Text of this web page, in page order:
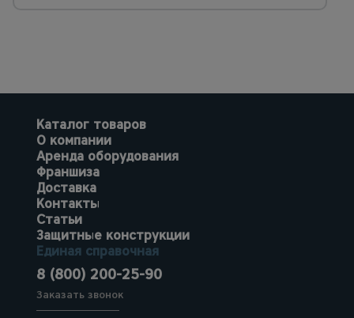
Каталог товаров
О компании
Аренда оборудования
Франшиза
Доставка
Контакты
Статьи
Защитные конструкции
Единая справочная
8 (800) 200-25-90
Заказать звонок